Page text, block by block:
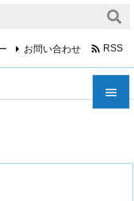


お問い合わせ  RSS